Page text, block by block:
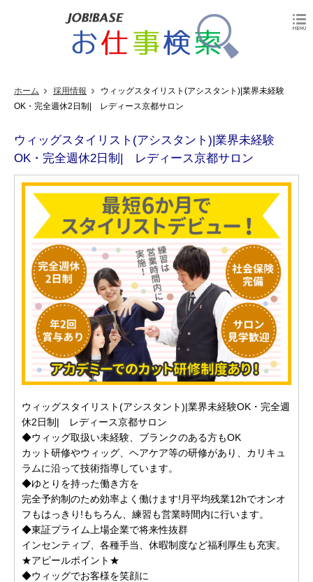
ホーム 採用情報
ウィッグスタイリスト(アシスタント)|業界未経験
OK・完全週休2日制| レディース京都サロン
ウィッグスタイリスト(アシスタント)|業界未経験
OK・完全週休2日制| レディース京都サロン
ウィッグスタイリスト(アシスタント)|業界未経験OK・完全週
休2日制| レディース京都サロン
◆ウィッグ取扱い未経験、ブランクのある方もOK
カット研修やウィッグ、ヘアケア等の研修があり、カリキュ
ラムに沿って技術指導しています。
◆ゆとりを持った働き方を
完全予約制のため効率よく働けます!月平均残業12hでオンオ
フもはっきり!もちろん、練習も営業時間内に行います。
◆東証プライム上場企業で将来性抜群
インセンティブ、各種手当、休暇制度など福利厚生も充実。
★アピールポイント★
◆ウィッグでお客様を笑顔に